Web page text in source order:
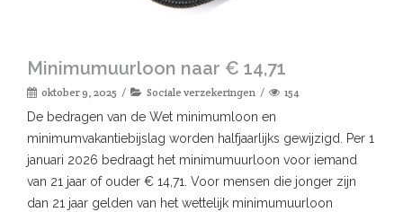
Minimumuurloon naar € 14,71
oktober 9, 2025 Sociale verzekeringen 154
De bedragen van de Wet minimumloon en
minimumvakantiebijslag worden halfjaarlijks gewijzigd. Per 1
januari 2026 bedraagt het minimumuurloon voor iemand
van 21 jaar of ouder € 14,71. Voor mensen die jonger zijn
dan 21 jaar gelden van het wettelijk minimumuurloon